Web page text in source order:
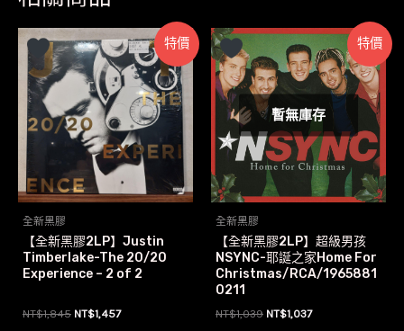
特價
全新黑膠
【全新黑膠2LP】Justin
Timberlake-The 20/20
Experience – 2 of 2
NT$1,845 原
NT$1,457目
特價
暫無庫存
全新黑膠
【全新黑膠2LP】超級男孩
NSYNC-耶誕之家Home For
Christmas/RCA/1965881
0211
NT$1,039 原
NT$1,037目